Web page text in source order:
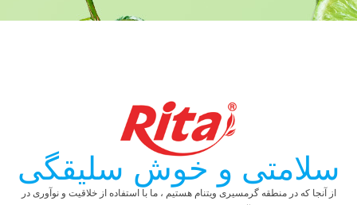
سلامتی و خوش سلیقگی
از آنجا که در منطقه گرمسیری ویتنام هستیم ، ما با استفاده از خلاقیت و نوآوری در